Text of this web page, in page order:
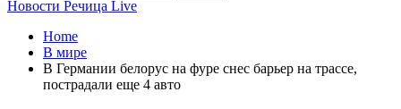
Новости Речица Live
Home
В мире
В Германии белорус на фуре снес барьер на трассе,
пострадали еще 4 авто